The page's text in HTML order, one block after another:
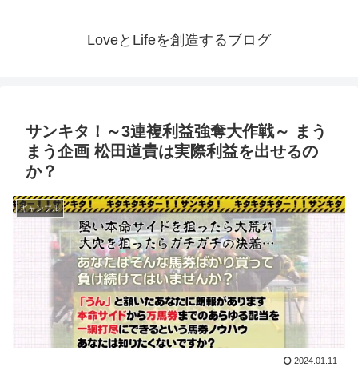
LoveとLifeを創造するブログ
サンキタ！～3連複利益強奪大作戦～ まう
まう企画 松田道貴は実際利益を出せるの
か？
ギャンブル
2024.01.11